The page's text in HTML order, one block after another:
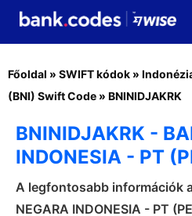
Főoldal » SWIFT kódok »
(BNI) Swift Code » BNINIDJAKRK
BNINIDJAKRK -
INDONESIA - PT
A legfontosabb információk
NEGARA INDONESIA - PT